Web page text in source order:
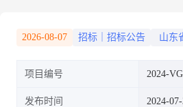
包)
2026-08-07 招标｜招标公告 山东
项目编号 2024-
发布时间 2024-